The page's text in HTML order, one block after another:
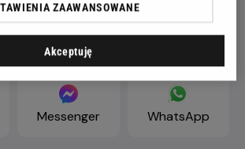
Messenger WhatsApp
ZAAWANSOWANE
Akceptuję